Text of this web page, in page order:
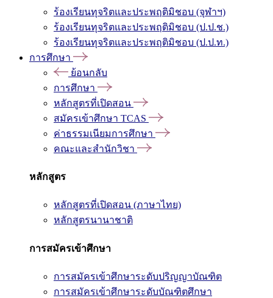
ร้องเรียนทุจริตและประพฤติมิชอบ (จุฬาฯ)
ร้องเรียนทุจริตและประพฤติมิชอบ (ป.ป.ช.)
ร้องเรียนทุจริตและประพฤติมิชอบ (ป.ป.ท.)
การศึกษา
ย้อนกลับ
การศึกษา
หลักสูตรที่เปิดสอน
สมัครเข้าศึกษา TCAS
ค่าธรรมเนียมการศึกษา
คณะและสำนักวิชา
หลักสูตร
หลักสูตรที่เปิดสอน (ภาษาไทย)
หลักสูตรนานาชาติ
การสมัครเข้าศึกษา
การสมัครเข้าศึกษาระดับปริญญาบัณฑิต
การสมัครเข้าศึกษาระดับบัณฑิตศึกษา